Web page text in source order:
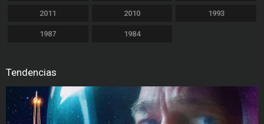
2011 2010 1993
1987 1984
Tendencias